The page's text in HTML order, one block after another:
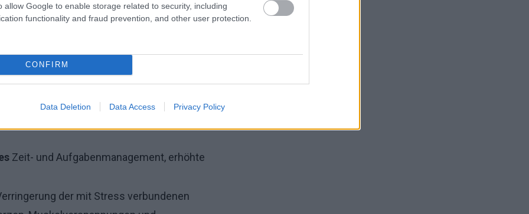
allow Google to enable storage related to security, including
functionality and fraud prevention, and other user protection.
CONFIRM
Data Deletion Data Access Privacy Policy
Denkgewohnheiten
sowohl geistig als auch körperlich:
von Stress, Angst und Depressionen, Steigerung
Zeit- und Aufgabenmanagement, erhöhte
der mit Stress verbundenen